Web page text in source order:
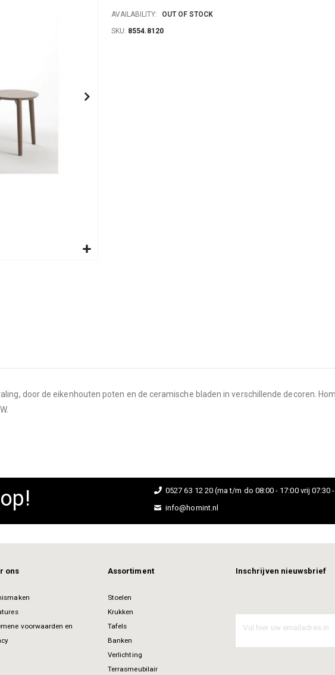
AVAILABILITY:
OUT OF STOCK
SKU 8554.8120
door de eikenhouten poten en de ceramische bladen in verschillende decoren.
0527 63 12 20 (ma t/m do 08:00 - 17:00 vrij 07:30
info@homint.nl
ons
voorwaarden en
Assortiment
Stoelen
Krukken
Tafels
Banken
Verlichting
Terrasmeubilair
Inschrijven nieuwsbrief